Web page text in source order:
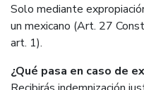
Solo mediante
un mexicano (Art. 27
art. 1).
¿Qué pasa en caso de